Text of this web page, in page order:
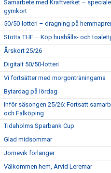
Samarbete med Kraftverket –
gymkort
50/50-lotteri – dragning på
Stötta THF – Köp hushålls- och
Årskort 25/26
Digitalt 50/50-lotteri
Vi fortsätter med morgonträningarna
Bytardag på lördag
Inför säsongen 25/26: Fortsatt
och Falköping
Tidaholms Sparbank Cup
Glad midsommar
Jörnevik förlänger
Välkommen hem, Arvid Leremar